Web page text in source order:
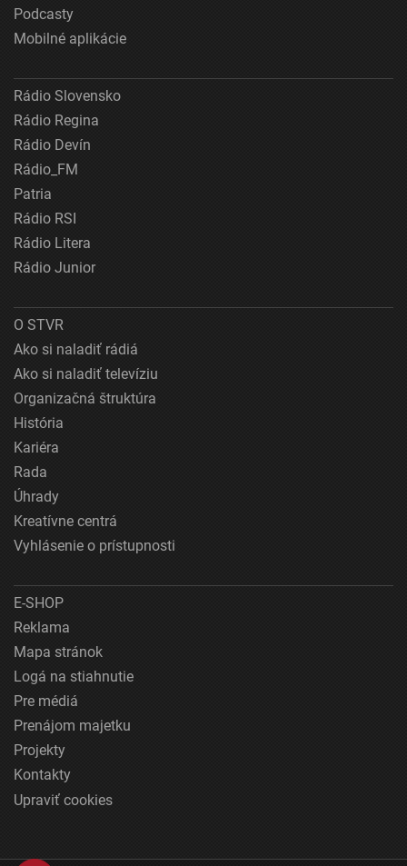
Podcasty
Mobilné aplikácie
Rádio Slovensko
Rádio Regina
Rádio Devín
Rádio_FM
Patria
Rádio RSI
Rádio Litera
Rádio Junior
O STVR
Ako si naladiť rádiá
Ako si naladiť televíziu
Organizačná štruktúra
História
Kariéra
Rada
Úhrady
Kreatívne centrá
Vyhlásenie o prístupnosti
E-SHOP
Reklama
Mapa stránok
Logá na stiahnutie
Pre médiá
Prenájom majetku
Projekty
Kontakty
Upraviť cookies